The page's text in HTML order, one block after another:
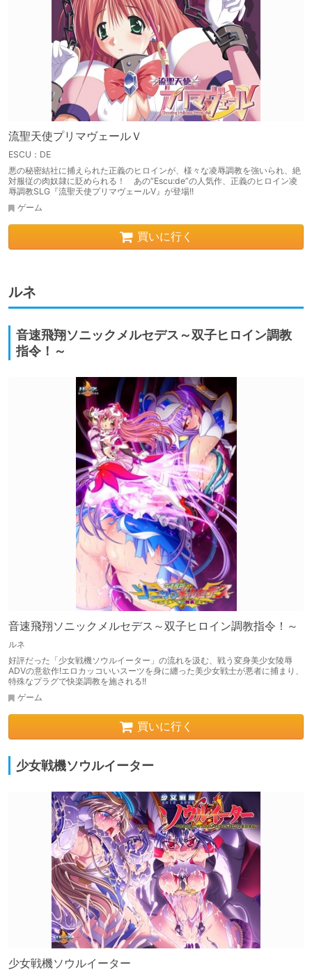
流聖天使プリマヴェールＶ
ESCU：DE
悪の秘密結社に捕えられた正義のヒロインが、様々な凌辱調教を強いられ、絶
対服従の肉奴隷に貶められる！ あの“Escu:de”の人気作、正義のヒロイン凌
辱調教SLG『流聖天使プリマヴェールV』が登場!!
ゲーム
買いに行く
ルネ
音速飛翔ソニックメルセデス～双子ヒロイン調教
指令！～
音速飛翔ソニックメルセデス～双子ヒロイン調教指令！～
ルネ
好評だった「少女戦機ソウルイーター」の流れを汲む、戦う変身美少女陵辱
ADVの意欲作!エロカッコいいスーツを身に纏った美少女戦士が悪者に捕まり、
特殊なプラグで快楽調教を施される!!
ゲーム
買いに行く
少女戦機ソウルイーター
少女戦機ソウルイーター